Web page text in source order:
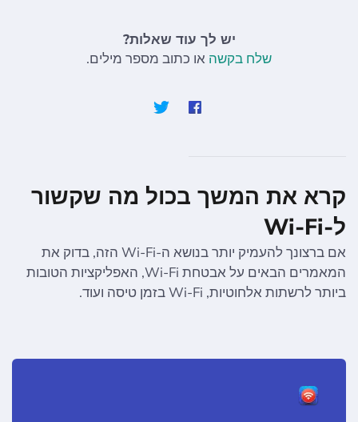
יש לך עוד שאלות?
שלח בקשה או כתוב מספר מילים.
קרא את המשך בכול מה שקשור
ל-Wi-Fi
אם ברצונך להעמיק יותר בנושא ה-Wi-Fi הזה, בדוק את
המאמרים הבאים על אבטחת Wi-Fi, האפליקציות הטובות
ביותר לרשתות אלחוטיות, Wi-Fi בזמן טיסה ועוד.